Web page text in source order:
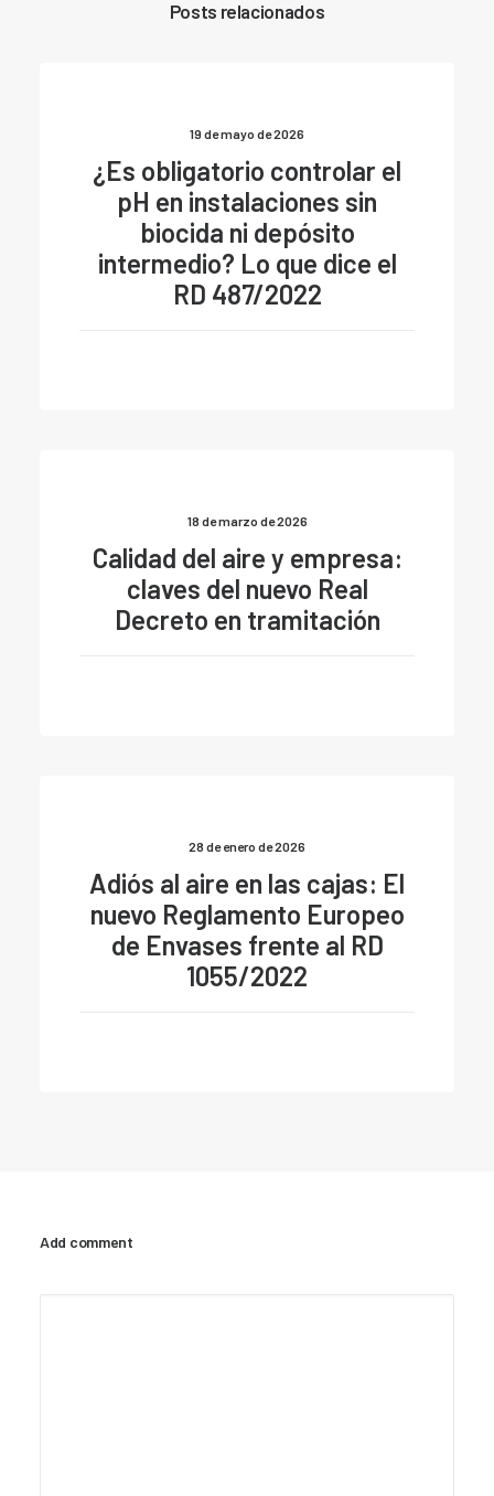
Posts relacionados
19 de mayo de 2026
¿Es obligatorio controlar el
pH en instalaciones sin
biocida ni depósito
intermedio? Lo que dice el
RD 487/2022
18 de marzo de 2026
Calidad del aire y empresa:
claves del nuevo Real
Decreto en tramitación
28 de enero de 2026
Adiós al aire en las cajas: El
nuevo Reglamento Europeo
de Envases frente al RD
1055/2022
Add comment